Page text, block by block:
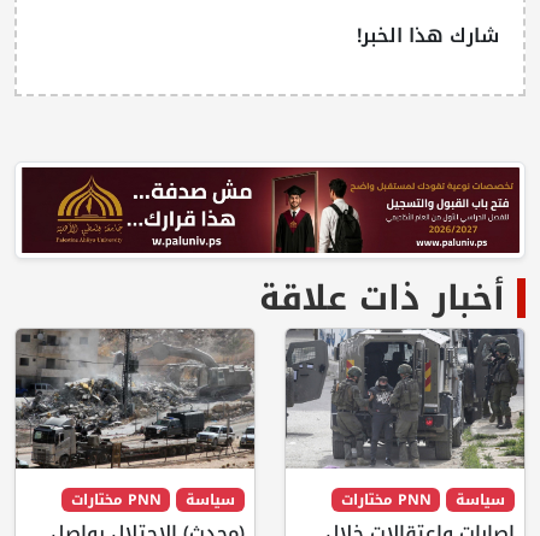
شارك هذا الخبر!
أخبار ذات علاقة
سياسة PNN مختارات سياسة PNN مختارات